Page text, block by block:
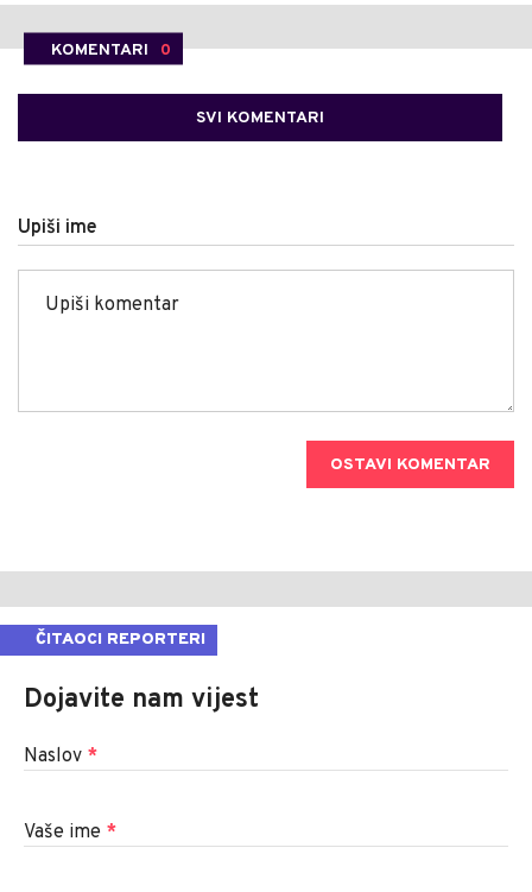
KOMENTARI 0
SVI KOMENTARI
Upiši ime
OSTAVI KOMENTAR
ČITAOCI REPORTERI
Dojavite nam vijest
Naslov *
Vaše ime *